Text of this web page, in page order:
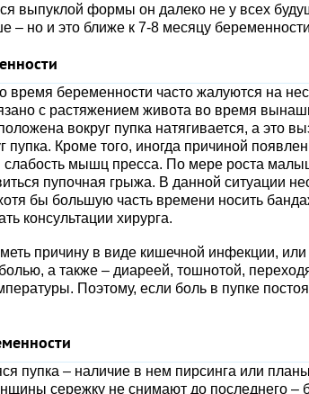
выпуклой формы он далеко не у всех
– но и это ближе к 7-8 месяцу
время беременности часто жалуются на
с растяжением живота во время
вокруг пупка натягивается, а это
Кроме того, иногда причиной
слабость мышц пресса. По мере роста
пупочная грыжа. В данной ситуации
бы большую часть времени носить
консультации хирурга.
причину в виде кишечной инфекции,
а также – диареей, тошнотой,
Поэтому, если боль в пупке
пупка – наличие в нем пирсинга или
сережку не снимают до последнего –